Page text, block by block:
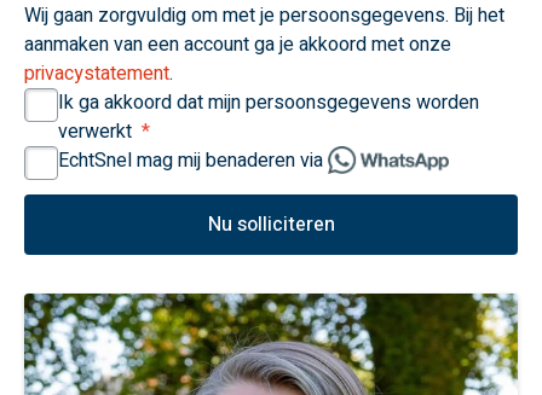
Wij gaan zorgvuldig om met je persoonsgegevens. Bij het
aanmaken van een account ga je akkoord met onze
privacystatement.
Ik ga akkoord dat mijn persoonsgegevens worden
verwerkt
EchtSnel mag mij benaderen via
Nu solliciteren